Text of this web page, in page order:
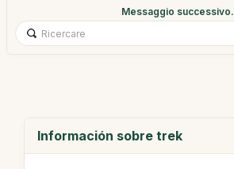
Messaggio successivo.
Información sobre trek